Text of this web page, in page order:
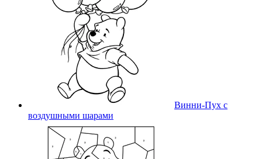
Винни-Пух с
воздушными шарами